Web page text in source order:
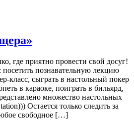
где приятно провести свой досуг!
познавательную лекцию
класс, сыграть в настольный покер
в караоке, поиграть в бильярд,
множество настольных
Остается только следить за
свободное […]